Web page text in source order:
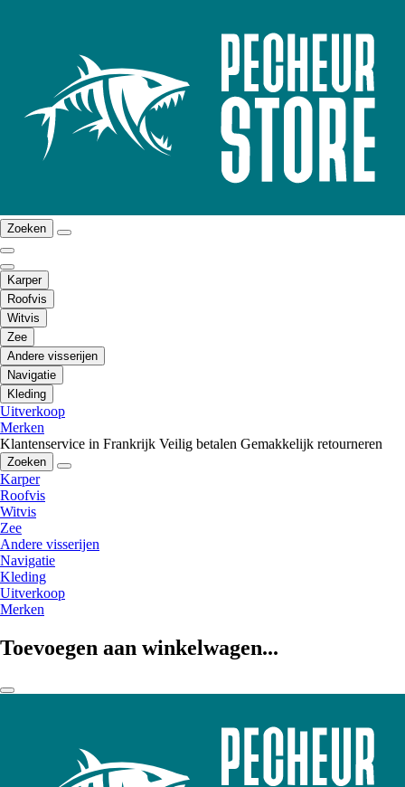
Zoeken
Karper
Roofvis
Witvis
Zee
Andere visserijen
Navigatie
Kleding
Uitverkoop
Merken
Klantenservice in Frankrijk Veilig betalen Gemakkelijk retourneren
Zoeken
Karper
Roofvis
Witvis
Zee
Andere visserijen
Navigatie
Kleding
Uitverkoop
Merken
Toevoegen aan winkelwagen...